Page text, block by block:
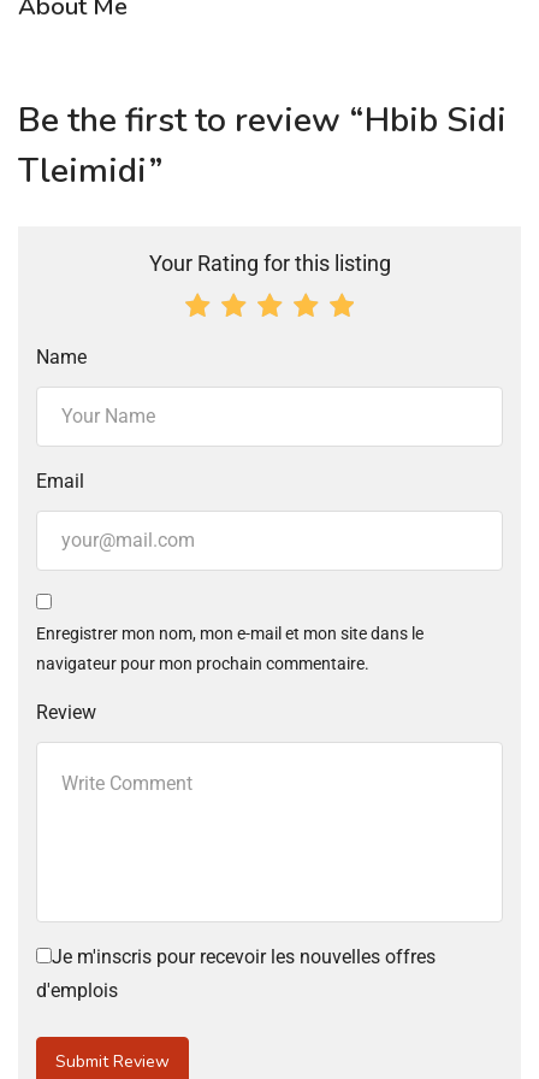
About Me
Be the first to review “Hbib Sidi
Tleimidi”
Your Rating for this listing
Name
Email
Enregistrer mon nom, mon e-mail et mon site dans le
navigateur pour mon prochain commentaire.
Review
Je m'inscris pour recevoir les nouvelles offres
d'emplois